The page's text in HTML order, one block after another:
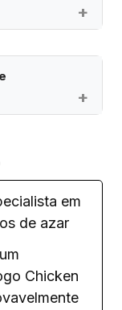
em
de azar
Chicken